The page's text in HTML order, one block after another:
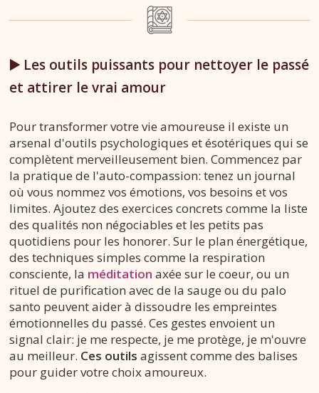
▶️ Les outils puissants pour nettoyer le passé
et attirer le vrai amour
Pour transformer votre vie amoureuse il existe un
arsenal d'outils psychologiques et ésotériques qui se
complètent merveilleusement bien. Commencez par
la pratique de l'auto-compassion: tenez un journal
où vous nommez vos émotions, vos besoins et vos
limites. Ajoutez des exercices concrets comme la liste
des qualités non négociables et les petits pas
quotidiens pour les honorer. Sur le plan énergétique,
des techniques simples comme la respiration
consciente, la méditation axée sur le coeur, ou un
rituel de purification avec de la sauge ou du palo
santo peuvent aider à dissoudre les empreintes
émotionnelles du passé. Ces gestes envoient un
signal clair: je me respecte, je me protège, je m'ouvre
au meilleur. Ces outils agissent comme des balises
pour guider votre choix amoureux.